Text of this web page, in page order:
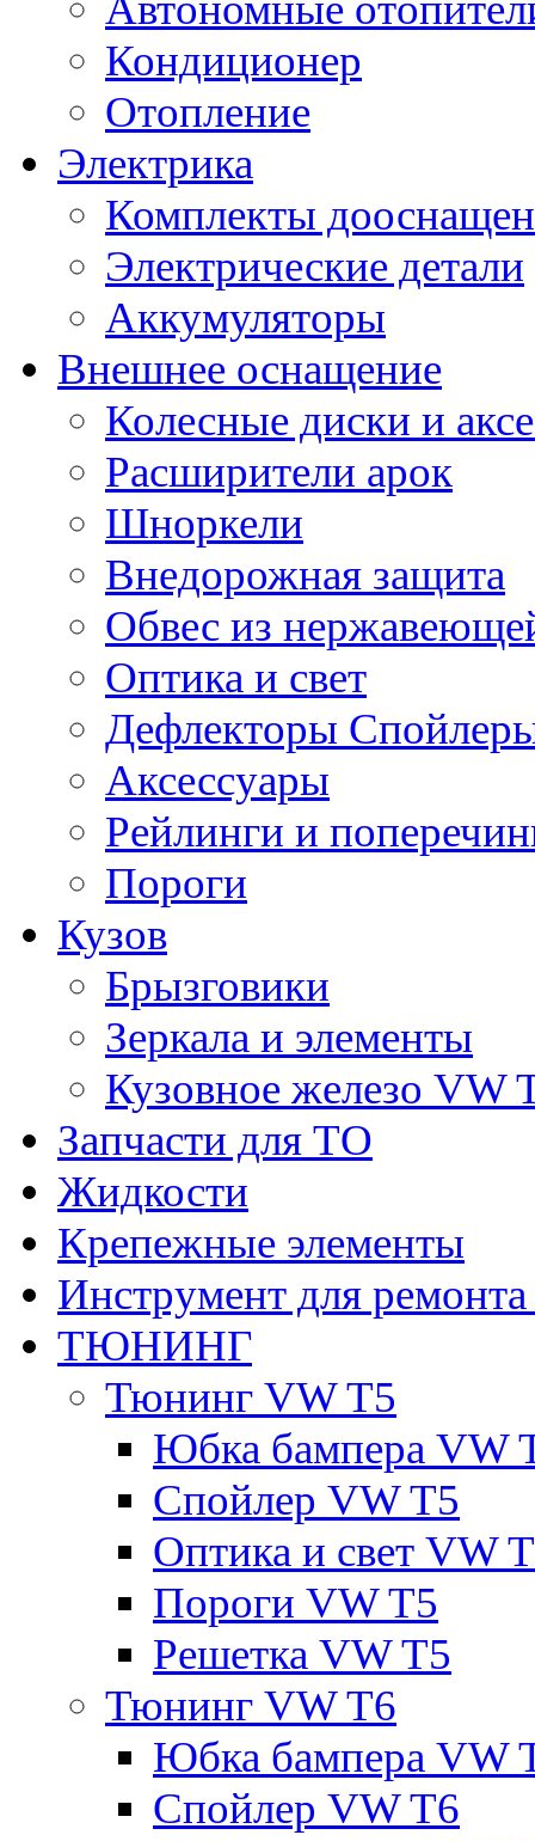
Кондиционер
Отопление
Электрика
Комплекты
Электрические детали
Аккумуляторы
Внешнее оснащение
Колесные диски и
Расширители арок
Шноркели
Внедорожная защита
Обвес из
Оптика и свет
Дефлекторы
Аксессуары
Рейлинги и
Пороги
Кузов
Брызговики
Зеркала и элементы
Кузовное железо VW
Запчасти для ТО
Жидкости
Крепежные элементы
Инструмент для
ТЮНИНГ
Тюнинг VW T5
Юбка бампера VW
Спойлер VW T5
Оптика и свет VW
Пороги VW T5
Решетка VW T5
Тюнинг VW T6
Юбка бампера VW
Спойлер VW T6